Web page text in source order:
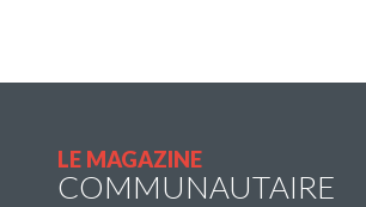
associations du territoire.
LE MAGAZINE
COMMUNAUTAIRE